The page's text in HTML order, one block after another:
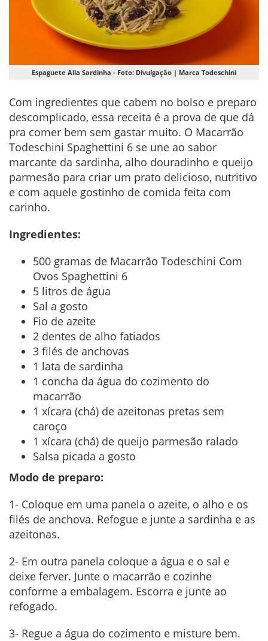
Espaguete Alla Sardinha - Foto: Divulgação | Marca Todeschini
Com ingredientes que cabem no bolso e preparo
descomplicado, essa receita é a prova de que dá
pra comer bem sem gastar muito. O Macarrão
Todeschini Spaghettini 6 se une ao sabor
marcante da sardinha, alho douradinho e queijo
parmesão para criar um prato delicioso, nutritivo
e com aquele gostinho de comida feita com
carinho.
Ingredientes:
500 gramas de Macarrão Todeschini Com
Ovos Spaghettini 6
5 litros de água
Sal a gosto
Fio de azeite
2 dentes de alho fatiados
3 filés de anchovas
1 lata de sardinha
1 concha da água do cozimento do
macarrão
1 xícara (chá) de azeitonas pretas sem
caroço
1 xícara (chá) de queijo parmesão ralado
Salsa picada a gosto
Modo de preparo:
1- Coloque em uma panela o azeite, o alho e os
filés de anchova. Refogue e junte a sardinha e as
azeitonas.
2- Em outra panela coloque a água e o sal e
deixe ferver. Junte o macarrão e cozinhe
conforme a embalagem. Escorra e junte ao
refogado.
3- Regue a água do cozimento e misture bem.